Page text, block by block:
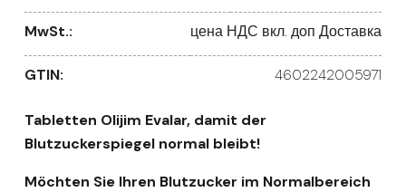
MwSt.: цена НДС вкл. доп Доставка
GTIN: 4602242005971
Tabletten Olijim Evalar, damit der
Blutzuckerspiegel normal bleibt!
Möchten Sie Ihren Blutzucker im Normalbereich